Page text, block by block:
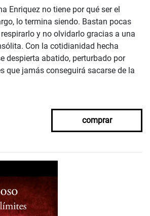
Enriquez no tiene por qué ser el
lo termina siendo. Bastan pocas
y no olvidarlo gracias a una
Con la cotidianidad hecha
despierta abatido, perturbado por
que jamás conseguirá sacarse de la
comprar